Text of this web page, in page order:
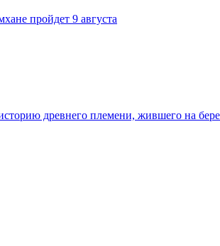
пройдет 9 августа
древнего племени, жившего на